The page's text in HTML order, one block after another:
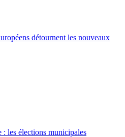
détournent les nouveaux
: les élections municipales